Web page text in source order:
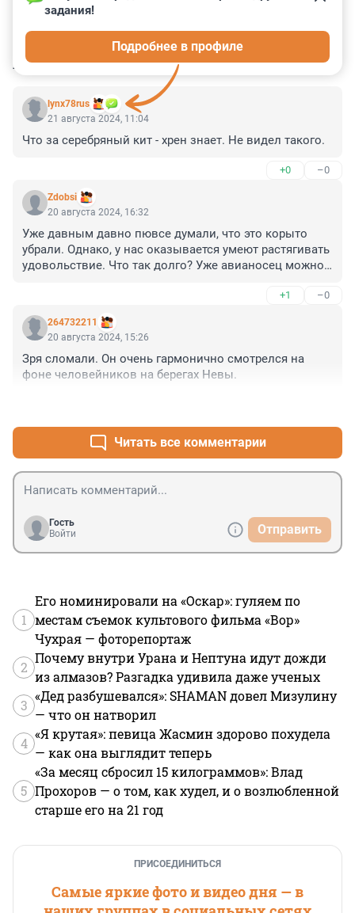
КОММЕНТАРИИ 7
lynx78rus
задания!
Подробнее в профиле
21 августа 2024, 11:04
Что за серебряный кит - хрен знает. Не видел такого.
+0 –0
Zdobsi
20 августа 2024, 16:32
Уже давным давно пювсе думали, что это корыто
убрали. Однако, у нас оказывается умеют растягивать
удовольствие. Что так долго? Уже авианосец можно
дебаркадер не очень большой. Или там опять двух
человек на это все бросили, Васю и Петю и они его
вручную пилили? Очень странная история...
+1 –0
264732211
20 августа 2024, 15:26
Зря сломали. Он очень гармонично смотрелся на
фоне человейников на берегах Невы.
Читать все комментарии
Гость
Войти
Отправить
1
Его номинировали на «Оскар»: гуляем по
местам съемок культового фильма «Вор»
Чухрая — фоторепортаж
2
Почему внутри Урана и Нептуна идут дожди
из алмазов? Разгадка удивила даже ученых
3
«Дед разбушевался»: SHAMAN довел Мизулину
— что он натворил
4
«Я крутая»: певица Жасмин здорово похудела
— как она выглядит теперь
5
«За месяц сбросил 15 килограммов»: Влад
Прохоров — о том, как худел, и о возлюбленной
старше его на 21 год
ПРИСОЕДИНИТЬСЯ
Самые яркие фото и видео дня — в